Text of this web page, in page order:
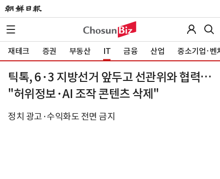
재테크 증권 부동산 IT 금융 산업 중소기업·벤
틱톡, 6·3 지방선거 앞두고 선관위와 협력…
"허위정보·AI 조작 콘텐츠 삭제"
정치 광고·수익화도 전면 금지